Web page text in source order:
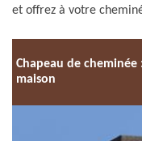
et offrez à votre
Chapeau de
maison